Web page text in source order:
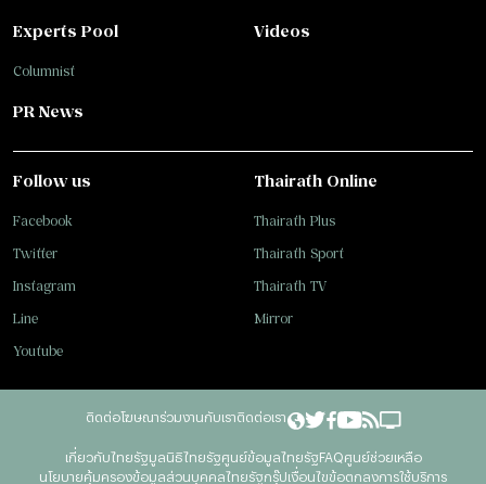
Experts Pool
Columnist
Videos
PR News
Follow us
Facebook
Twitter
Instagram
Line
Youtube
Thairath Online
Thairath Plus
Thairath Sport
Thairath TV
Mirror
ติดต่อโฆษณาร่วมงานกับเราติดต่อเรา
เกี่ยวกับไทยรัฐมูลนิธิไทยรัฐศูนย์ข้อมูลไทยรัฐFAQศูนย์ช่วยเหลือ
นโยบายคุ้มครองข้อมูลส่วนบุคคลไทยรัฐกรุ๊ปเงื่อนไขข้อตกลงการใช้บริการ